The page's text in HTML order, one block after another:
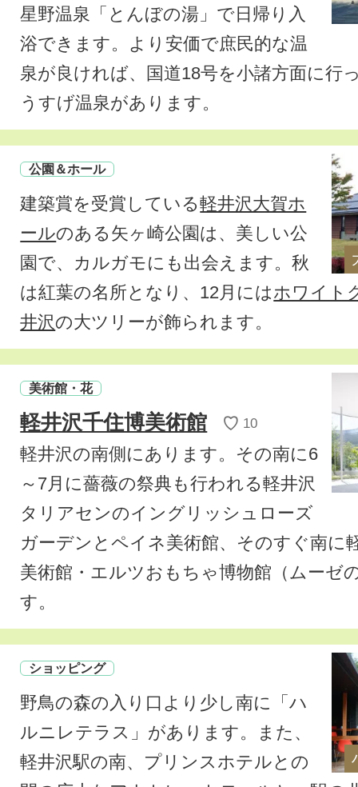
星野温泉「とんぼの湯」で日帰り入
浴できます。より安価で庶民的な温
泉が良ければ、国道18号を小諸方面に行
うすげ温泉があります。
公園＆ホール
建築賞を受賞している軽井沢大賀ホ
ールのある矢ヶ崎公園は、美しい公
園で、カルガモにも出会えます。秋
は紅葉の名所となり、12月にはホワイト
井沢の大ツリーが飾られます。
美術館・花
軽井沢千住博美術館 ♡ 10
軽井沢の南側にあります。その南に6
～7月に薔薇の祭典 も行われる軽井沢
タリアセンのイングリッシュローズ
ガーデンとペイネ美術館、そのすぐ南に
美術館・エルツおもちゃ博物館（ムーゼ
す。
ショッピング
野鳥の森の入り口より少し南に「ハ
ルニレテラス」があります。また、
軽井沢駅の南、プリンスホテルとの